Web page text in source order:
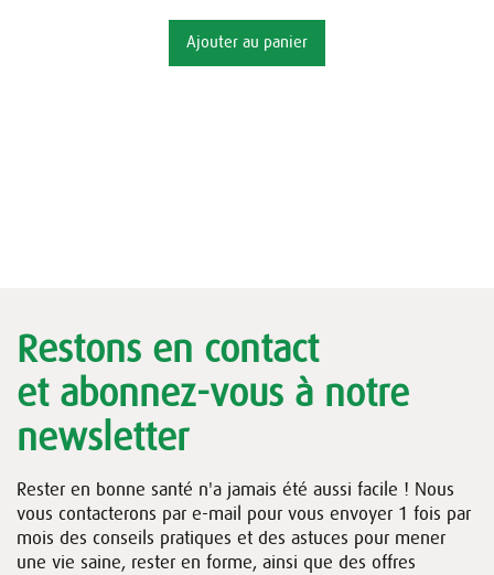
Ajouter au panier
Restons en contact
et abonnez-vous à notre
newsletter
Rester en bonne santé n'a jamais été aussi facile ! Nous
vous contacterons par e-mail pour vous envoyer 1 fois par
mois des conseils pratiques et des astuces pour mener
une vie saine, rester en forme, ainsi que des offres